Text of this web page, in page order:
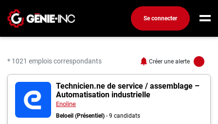
Se connecter
Créez un compte
Emplois
Recherchez un emploi
Compagnies
* 1021 emplois correspondants Créer une alerte
1021 offres d'emploi
Technicien.ne de service / assemblage –
Automatisation industrielle
Enoline
Beloeil (Présentiel) - 9 candidats